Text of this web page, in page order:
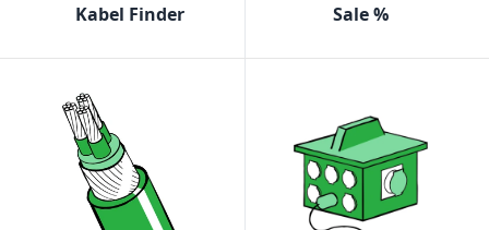
Kabel Finder Sale %